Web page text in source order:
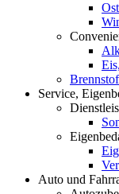
Service,
Auto und